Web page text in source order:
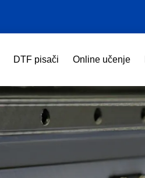
DTF pisači Online učenje